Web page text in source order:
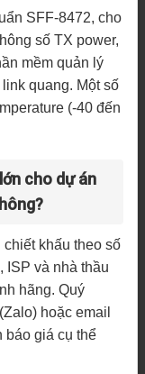
SFF-8472, cho
số TX power,
mềm quản lý
quang. Một số
(-40 đến
cho dự án
khấu theo số
ISP và nhà thầu
hãng. Quý
(Zalo) hoặc email
báo giá cụ thể